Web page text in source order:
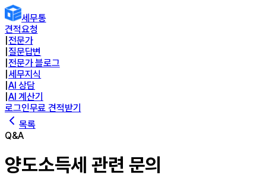
세무통
견적요청
전문가
질문답변
전문가 블로그
세무지식
AI 상담
AI 계산기
로그인무료 견적받기
목록
Q&A
양도소득세 관련 문의